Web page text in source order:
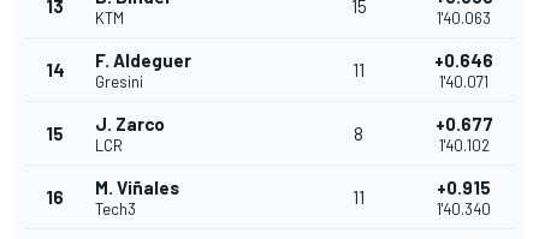
13
KTM
15
1'40.063
14 F. Aldeguer
Gresini
11 +0.646
1'40.071
15 J. Zarco
LCR
8 +0.677
1'40.102
16 M. Viñales
Tech3
11 +0.915
1'40.340